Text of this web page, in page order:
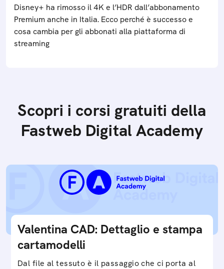
Disney+ ha rimosso il 4K e l’HDR dall’abbonamento
Premium anche in Italia. Ecco perché è successo e
cosa cambia per gli abbonati alla piattaforma di
streaming
Scopri i corsi gratuiti della
Fastweb Digital Academy
Valentina CAD: Dettaglio e stampa
cartamodelli
Dal file al tessuto è il passaggio che ci porta al